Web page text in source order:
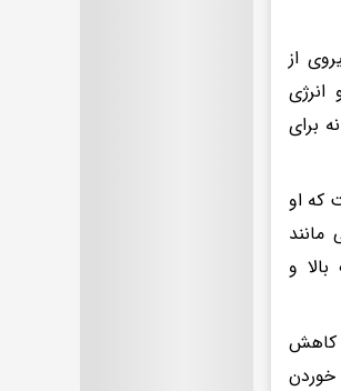
از
برای
که او
و
کاهش
خوردن